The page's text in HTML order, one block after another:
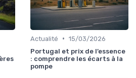
Actualité • 15/03/2026
Portugal et prix de l’essence
: comprendre les écarts à la
pompe